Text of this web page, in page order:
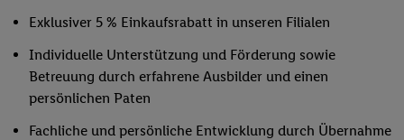
Exklusiver 5 % Einkaufsrabatt in unseren Filialen
Individuelle Unterstützung und Förderung sowie
Betreuung durch erfahrene Ausbilder und einen
persönlichen Paten
Fachliche und persönliche Entwicklung durch Übernahme